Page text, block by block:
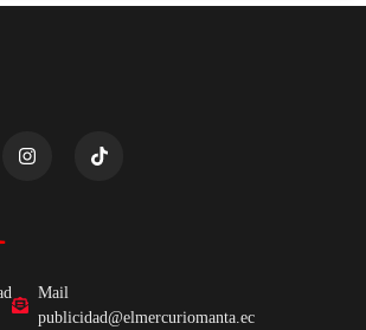
Mail
publicidad@elmercuriomanta.ec